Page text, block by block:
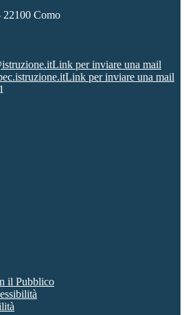
22100 Como
Link per inviare una mail
Link per inviare una mail
il Pubblico